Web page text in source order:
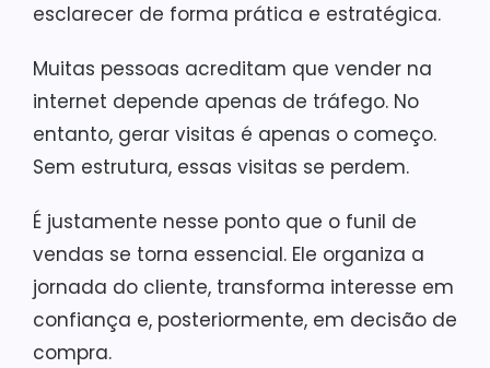
esclarecer de forma prática e estratégica.
Muitas pessoas acreditam que vender na
internet depende apenas de tráfego. No
entanto, gerar visitas é apenas o começo.
Sem estrutura, essas visitas se perdem.
É justamente nesse ponto que o funil de
vendas se torna essencial. Ele organiza a
jornada do cliente, transforma interesse em
confiança e, posteriormente, em decisão de
compra.